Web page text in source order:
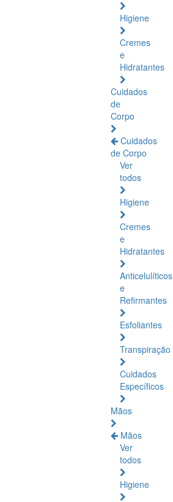
Higiene
Cremes
e
Hidratantes
Cuidados
de
Corpo
Cuidados
de Corpo
Ver
todos
Higiene
Cremes
e
Hidratantes
Anticelulíticos
e
Refirmantes
Esfoliantes
Transpiração
Cuidados
Específicos
Mãos
Mãos
Ver
todos
Higiene